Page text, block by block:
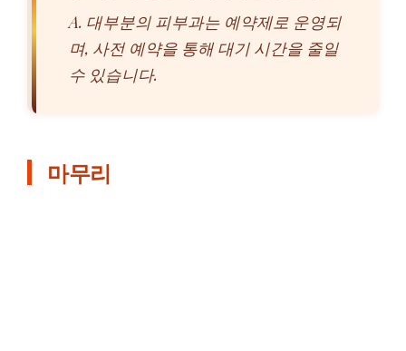
A. 대부분의 피부과는 예약제로 운영되
며, 사전 예약을 통해 대기 시간을 줄일
수 있습니다.
마무리